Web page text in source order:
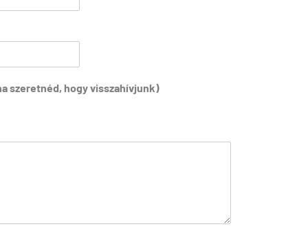
szeretnéd, hogy visszahívjunk)